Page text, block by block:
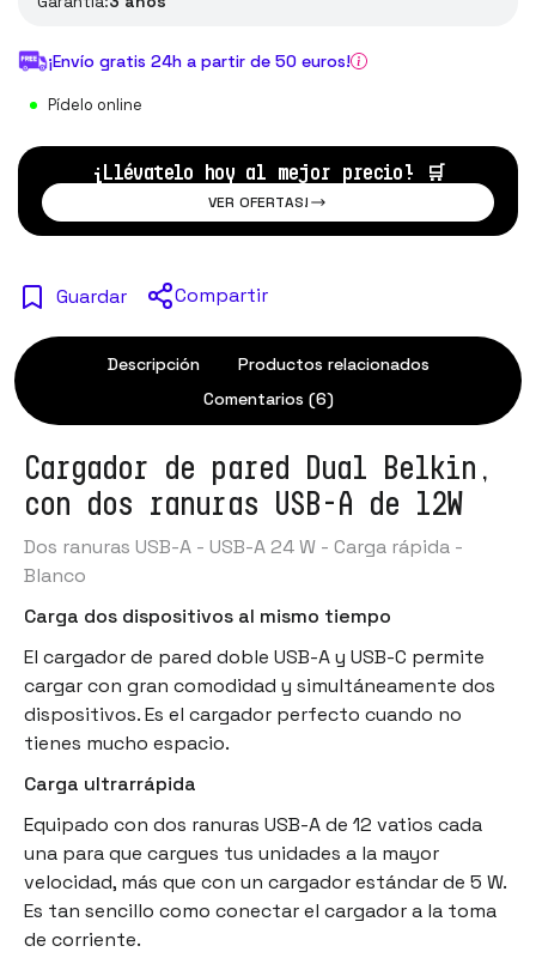
¡Envío gratis 24h a partir de 50 euros!
Pídelo online
¡Llévatelo hoy al mejor precio! 🛒
VER OFERTAS!
Guardar Compartir
Descripción
Productos relacionados
Comentarios (6)
Cargador de pared Dual Belkin,
con dos ranuras USB-A de 12W
Dos ranuras USB-A - USB-A 24 W - Carga rápida -
Blanco
Carga dos dispositivos al mismo tiempo
El cargador de pared doble USB-A y USB-C permite
cargar con gran comodidad y simultáneamente dos
dispositivos. Es el cargador perfecto cuando no
tienes mucho espacio.
Carga ultrarrápida
Equipado con dos ranuras USB-A de 12 vatios cada
una para que cargues tus unidades a la mayor
velocidad, más que con un cargador estándar de 5 W.
Es tan sencillo como conectar el cargador a la toma
de corriente.